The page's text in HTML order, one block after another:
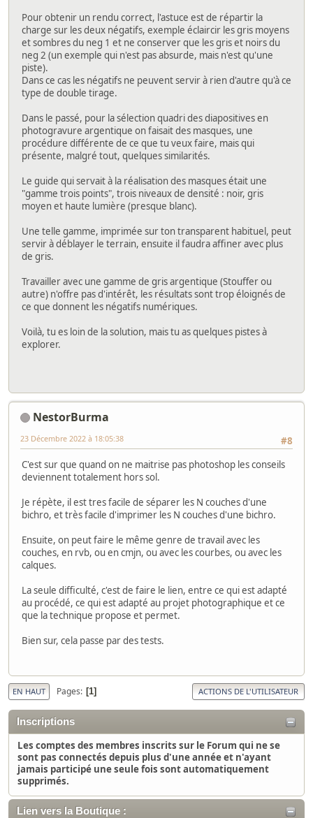
Inscriptions
Les comptes des membres inscrits sur le Forum qui ne se
sont pas connectés depuis plus d'une année et n'ayant
jamais participé une seule fois sont automatiquement
supprimés.
Lien vers la Boutique :
Pour obtenir un rendu correct, l'astuce est de répartir la
charge sur les deux négatifs, exemple éclaircir les gris moyens
et sombres du neg 1 et ne conserver que les gris et noirs du
neg 2 (un exemple qui n'est pas absurde, mais n'est qu'une
piste).
Dans ce cas les négatifs ne peuvent servir à rien d'autre qu'à ce
type de double tirage.
Dans le passé, pour la sélection quadri des diapositives en
photogravure argentique on faisait des masques, une
procédure différente de ce que tu veux faire, mais qui
présente, malgré tout, quelques similarités.
Le guide qui servait à la réalisation des masques était une
"gamme trois points", trois niveaux de densité : noir, gris
moyen et haute lumière (presque blanc).
Une telle gamme, imprimée sur ton transparent habituel, peut
servir à déblayer le terrain, ensuite il faudra affiner avec plus
de gris.
Travailler avec une gamme de gris argentique (Stouffer ou
autre) n'offre pas d'intérêt, les résultats sont trop éloignés de
ce que donnent les négatifs numériques.
Voilà, tu es loin de la solution, mais tu as quelques pistes à
explorer.
NestorBurma
#8
23 Décembre 2022 à 18:05:38
C'est sur que quand on ne maitrise pas photoshop les conseils
deviennent totalement hors sol.
Je répète, il est tres facile de séparer les N couches d'une
bichro, et très facile d'imprimer les N couches d'une bichro.
Ensuite, on peut faire le même genre de travail avec les
couches, en rvb, ou en cmjn, ou avec les courbes, ou avec les
calques.
La seule difficulté, c'est de faire le lien, entre ce qui est adapté
au procédé, ce qui est adapté au projet photographique et ce
que la technique propose et permet.
Bien sur, cela passe par des tests.
EN HAUT Pages 1 ACTIONS DE L'UTILISATEUR